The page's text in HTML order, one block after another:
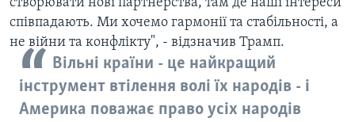
створювати нові партнерства, там де наші інтереси
співпадають. Ми хочемо гармонії та стабільності, а
не війни та конфлікту", - відзначив Трамп.
Вільні країни - це найкращий
інструмент втілення волі їх народів - і
Америка поважає право усіх народів